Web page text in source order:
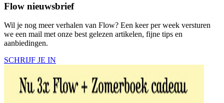
Flow nieuwsbrief
Wil je nog meer verhalen van Flow? Een keer per week versturen
we een mail met onze best gelezen artikelen, fijne tips en
aanbiedingen.
SCHRIJF JE IN